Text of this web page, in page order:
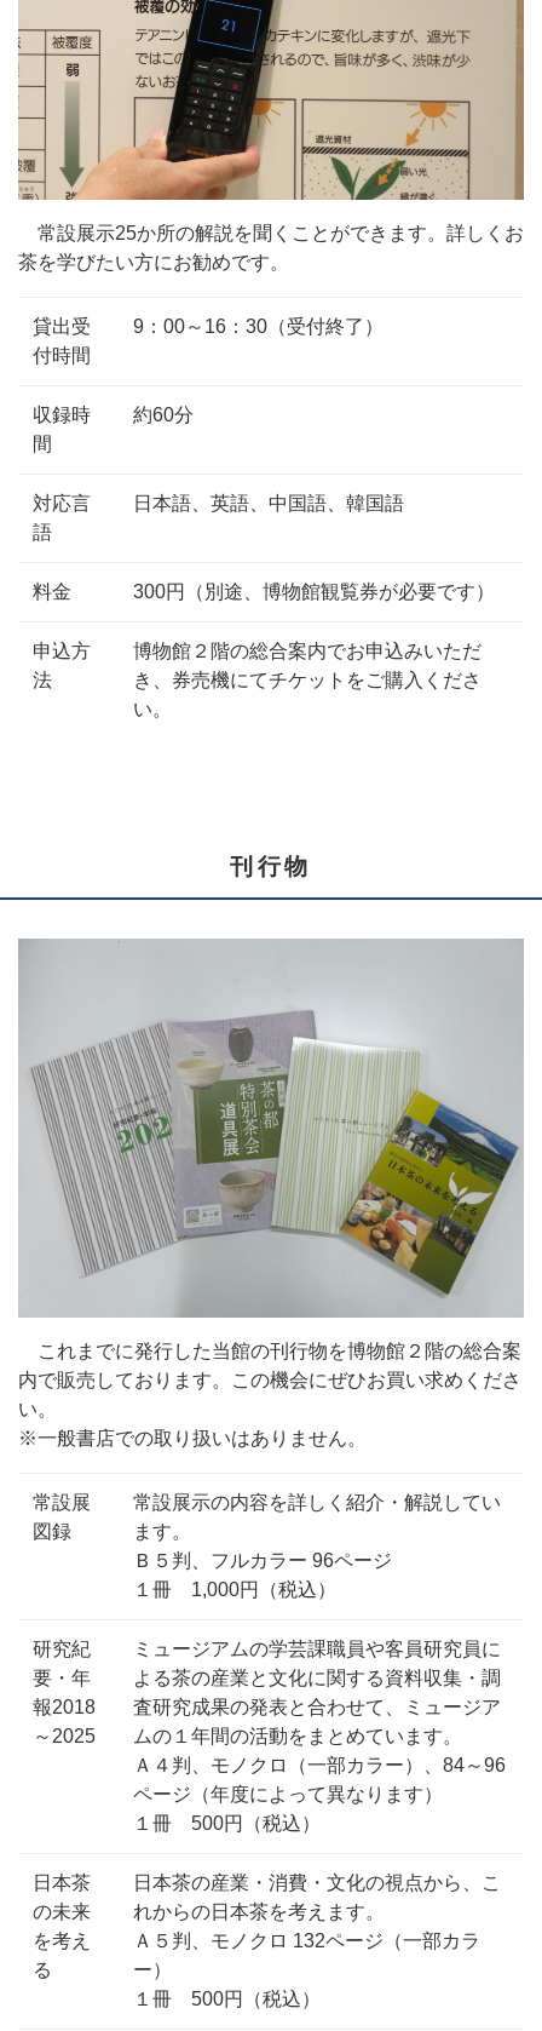
常設展示25か所の解説を聞くことができます。詳しくお
茶を学びたい方にお勧めです。
貸出受
付時間
9：00～16：30（受付終了）
収録時
間
約60分
対応言
語
日本語、英語、中国語、韓国語
料金 300円（別途、博物館観覧券が必要です）
申込方
法
博物館２階の総合案内でお申込みいただ
き、券売機にてチケットをご購入くださ
い。
刊行物
これまでに発行した当館の刊行物を博物館２階の総合案
内で販売しております。この機会にぜひお買い求めくださ
い。
※一般書店での取り扱いはありません。
常設展
図録
常設展示の内容を詳しく紹介・解説してい
ます。
Ｂ５判、フルカラー 96ページ
１冊 1,000円（税込）
研究紀
要・年
報2018
～2025
ミュージアムの学芸課職員や客員研究員に
よる茶の産業と文化に関する資料収集・調
査研究成果の発表と合わせて、ミュージア
ムの１年間の活動をまとめています。
Ａ４判、モノクロ（一部カラー）、84～96
ページ（年度によって異なります）
１冊 500円（税込）
日本茶
の未来
を考え
る
日本茶の産業・消費・文化の視点から、こ
れからの日本茶を考えます。
Ａ５判、モノクロ 132ページ（一部カラ
ー）
１冊 500円（税込）